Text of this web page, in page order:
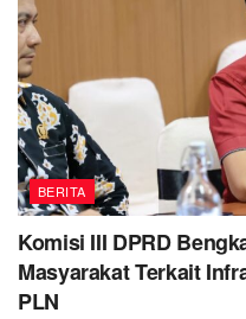
BERITA
Komisi III DPRD
Masyarakat Terkait
PLN